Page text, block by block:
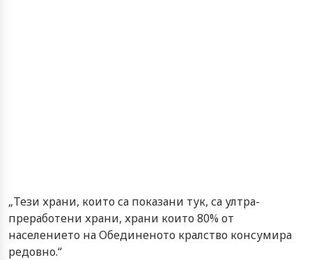
„Тези храни, които са показани тук, са ултра-
преработени храни, храни които 80% от
населението на Обединеното кралство консумира
редовно.“